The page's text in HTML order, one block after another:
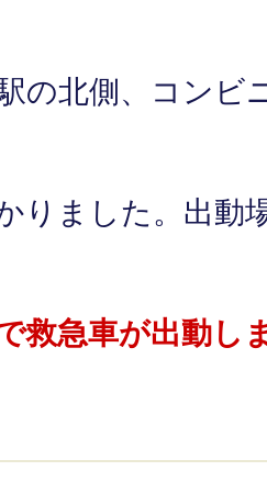
の北側、コンビ
りました。出動
救急車が出動し